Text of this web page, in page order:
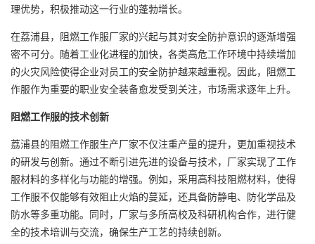
理优势，积极推动这一行业的蓬勃增长。
在荔浦县，阻燃工作服厂家的兴起与其对安全防护意识的逐渐增强
密不可分。随着工业化进程的加快，各类高危工作环境中持续增加
的火灾风险使得企业对员工的安全防护越来越重视。因此，阻燃工
作服作为重要的职业安全装备愈发受到关注，市场需求逐年上升。
阻燃工作服的技术创新
荔浦县的阻燃工作服生产厂家不仅注重产量的提升，更加重视技术
的研发与创新。通过不断引进先进的设备与技术，厂家实现了工作
服材料的多样化与功能的增强。例如，采用高科技阻燃材料，使得
工作服不仅能够有效阻止火焰的蔓延，还具备防静电、防化学品及
防水等多重功能。同时，厂家与多所高校及科研机构合作，进行健
全的技术培训与交流，确保生产工艺的持续创新。